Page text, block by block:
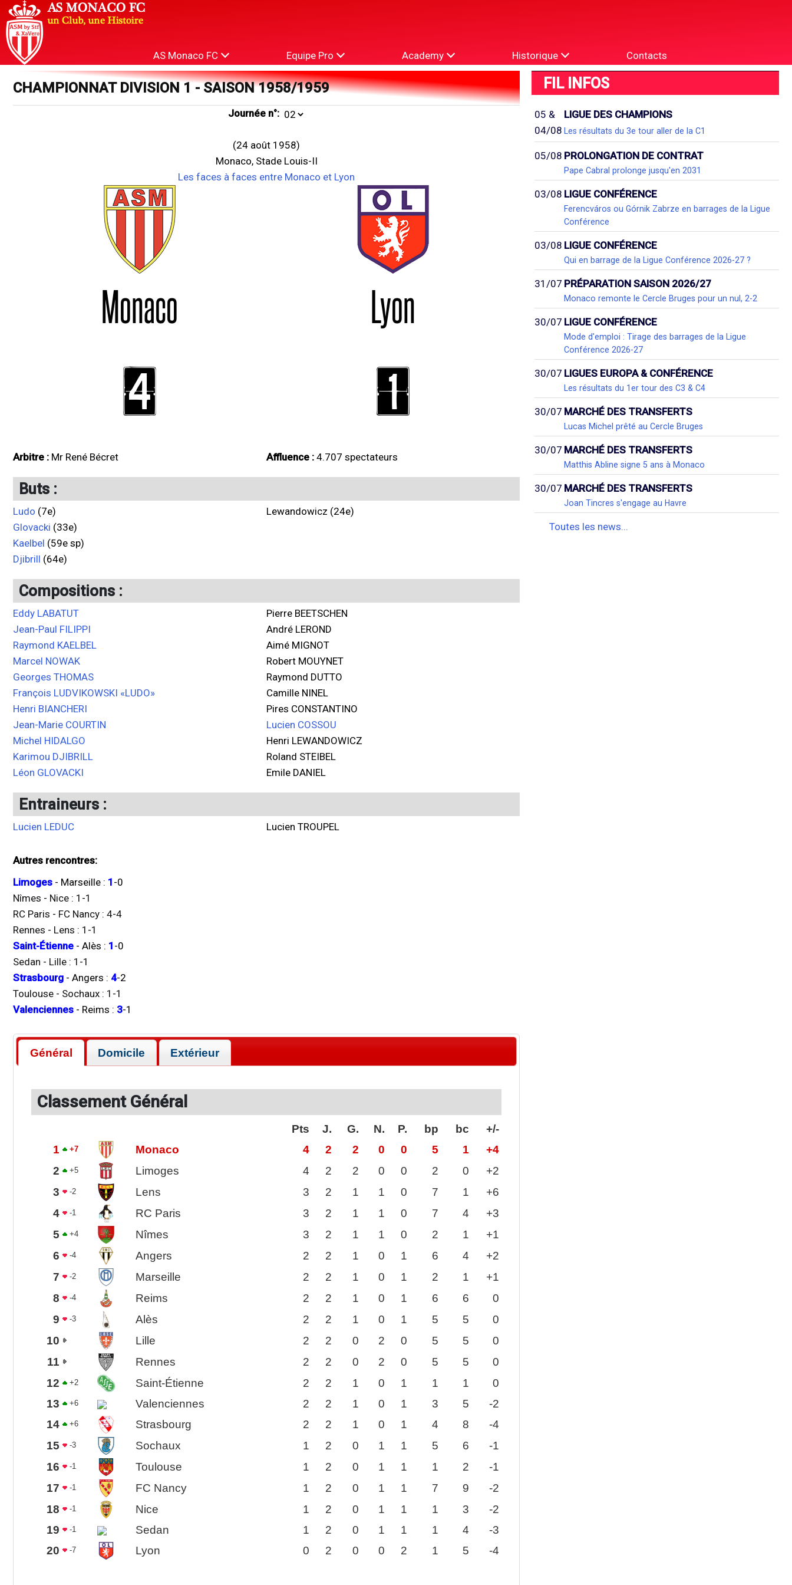
AS Monaco FC Equipe Pro Academy Historique Contacts
CHAMPIONNAT DIVISION 1 - SAISON 1958/1959
Journée n°:
(24 août 1958)
Monaco, Stade Louis-II
Les faces à faces entre Monaco et Lyon
Monaco Lyon
4 1
Arbitre : Mr René Bécret Affluence : 4.707 spectateurs
Buts :
Ludo (7e)
Glovacki (33e)
Kaelbel (59e sp)
Djibrill (64e)
Lewandowicz (24e)
Compositions :
Eddy LABATUT
Jean-Paul FILIPPI
Raymond KAELBEL
Marcel NOWAK
Georges THOMAS
François LUDVIKOWSKI «LUDO»
Henri BIANCHERI
Jean-Marie COURTIN
Michel HIDALGO
Karimou DJIBRILL
Léon GLOVACKI
Pierre BEETSCHEN
André LEROND
Aimé MIGNOT
Robert MOUYNET
Raymond DUTTO
Camille NINEL
Pires CONSTANTINO
Lucien COSSOU
Henri LEWANDOWICZ
Roland STEIBEL
Emile DANIEL
Entraineurs :
Lucien LEDUC Lucien TROUPEL
Autres rencontres:
Limoges - Marseille : 1 -0
Nîmes - Nice : 1 -1
RC Paris - FC Nancy : 4-4
Rennes - Lens : 1 -1
Saint-Étienne - Alès : 1 -0
Sedan - Lille : 1 -1
Strasbourg - Angers : 4-2
Toulouse - Sochaux : 1 -1
Valenciennes - Reims : 3-1
Général Domicile Extérieur
Classement Général
Pts J. G. N. P. bp bc
+/-
1
+7 Monaco 4 2 2 0 0 5 1
+4
2
+5 Limoges 4 2 2 0 0 2 0
+2
3
-2 Lens 3 2 1 1 0 7 1
+6
4
-1 RC Paris 3 2 1 1 0 7 4
+3
5
+4 Nîmes 3 2 1 1 0 2 1
+1
6
-4 Angers 2 2 1 0 1 6 4
+2
7
-2 Marseille 2 2 1 0 1 2 1
+1
8
-4 Reims 2 2 1 0 1 6 6
0
9
-3 Alès 2 2 1 0 1 5 5
0
10
Lille 2 2 0 2 0 5 5
0
11
Rennes 2 2 0 2 0 5 5
0
12
+2 Saint-Étienne 2 2 1 0 1 1 1
0
13
+6 Valenciennes 2 2 1 0 1 3 5
-2
14
+6 Strasbourg 2 2 1 0 1 4 8
-4
15
-3 Sochaux 1 2 0 1 1 5 6
-1
16
-1 Toulouse 1 2 0 1 1 1 2
-1
17
-1 FC Nancy 1 2 0 1 1 7 9
-2
18
-1 Nice 1 2 0 1 1 1 3
-2
19
-1 Sedan 1 2 0 1 1 1 4
-3
20
-7 Lyon 0 2 0 0 2 1 5 -4
FIL INFOS
05 &
04/08
LIGUE DES CHAMPIONS
Les résultats du 3e tour aller de la C1
05/08 PROLONGATION DE CONTRAT
Pape Cabral prolonge jusqu'en 2031
03/08 LIGUE CONFÉRENCE
Ferencváros ou Górnik Zabrze en barrages de la Ligue
Conférence
03/08 LIGUE CONFÉRENCE
Qui en barrage de la Ligue Conférence 2026-27 ?
31/07 PRÉPARATION SAISON 2026/27
Monaco remonte le Cercle Bruges pour un nul, 2-2
30/07 LIGUE CONFÉRENCE
Mode d'emploi : Tirage des barrages de la Ligue
Conférence 2026-27
30/07 LIGUES EUROPA & CONFÉRENCE
Les résultats du 1er tour des C3 & C4
30/07 MARCHÉ DES TRANSFERTS
Lucas Michel prêté au Cercle Bruges
30/07 MARCHÉ DES TRANSFERTS
Matthis Abline signe 5 ans à Monaco
30/07 MARCHÉ DES TRANSFERTS
Joan Tincres s'engage au Havre
Toutes les news...